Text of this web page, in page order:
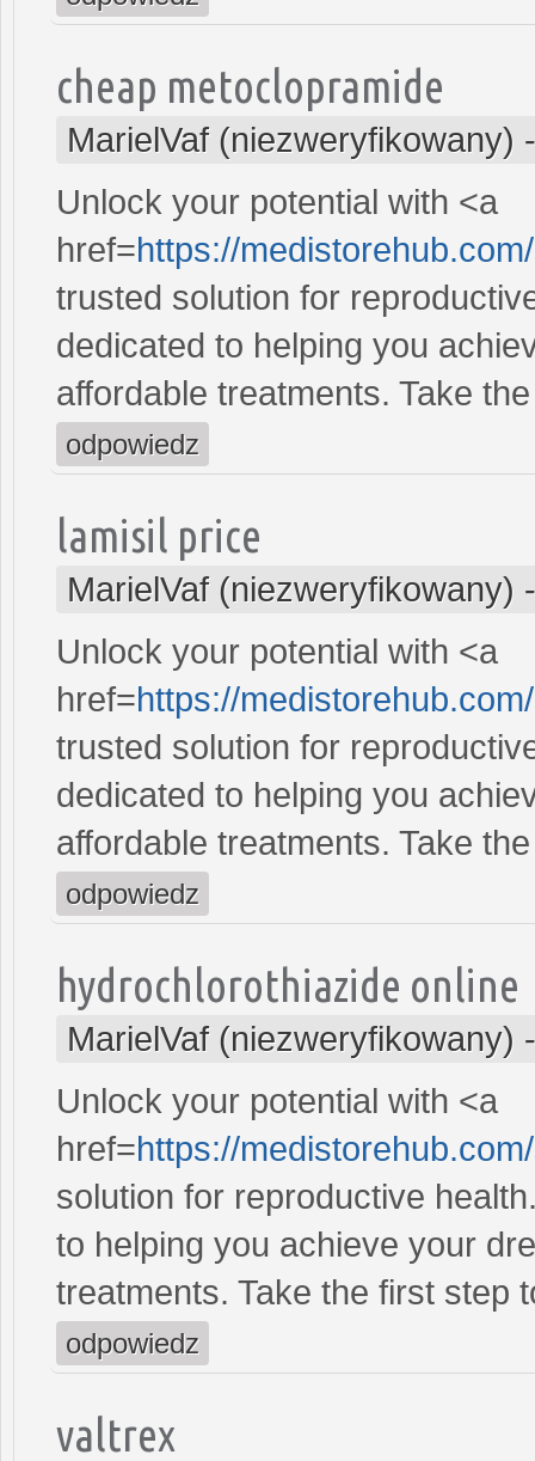
cheap metoclopramide
MarielVaf (niezweryfikowany)
Unlock your potential with <a
href=https://
trusted solution for
dedicated to helping you
affordable treatments. Take
odpowiedz
lamisil price
MarielVaf (niezweryfikowany)
Unlock your potential with <a
href=https://
trusted solution for
dedicated to helping you
affordable treatments. Take
odpowiedz
hydrochlorothiazide online
MarielVaf (niezweryfikowany)
Unlock your potential with <a
href=https://
solution for reproductive
to helping you achieve your
treatments. Take the first step
odpowiedz
valtrex